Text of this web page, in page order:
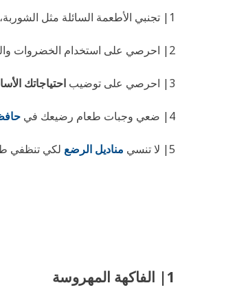
1| تجنبي الأطعمة السائلة مثل الشوربة، لأنه قد يكون من الصعب اصطحابها في حقيبة اليد
2| احرصي على استخدام الخضروات والفواكه الطازجة لتحضير طعام رضيعك، وهرسها في
3| احرصي على توضيب احتياجاتك
4| ضعي وجبات طعام رضيعك في
5| لا تنسي مناديل الرضع لكي تنظفي
1| الفاكهة المهروسة